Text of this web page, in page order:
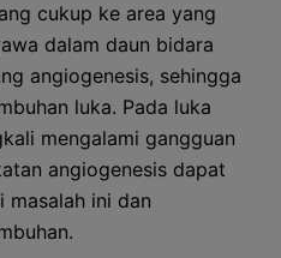
cukup ke area yang
dalam daun bidara
angiogenesis, sehingga
luka. Pada luka
mengalami gangguan
angiogenesis dapat
masalah ini dan